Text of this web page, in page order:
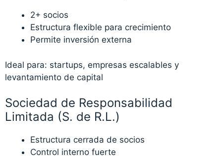
2+ socios
Estructura flexible para crecimiento
Permite inversión externa
Ideal para: startups, empresas escalables y
levantamiento de capital
Sociedad de Responsabilidad
Limitada (S. de R.L.)
Estructura cerrada de socios
Control interno fuerte